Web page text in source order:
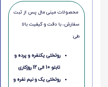
محصولات مینی‌ مال پس از ثبت
سفارش، با دقت و کیفیت بالا
طی:
روتختی یکنفره و پرده و
تابلو 10 الی 12 روزکاری
روتختی یک و نیم نفره و